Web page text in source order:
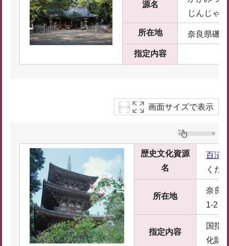
源名
じんじゃ
所在地 奈良県磯
指定内容
画面サイズで表示
歴史文化資源
名
百済
くだ
所在地
奈良
1-2
指定内容
国指
化財